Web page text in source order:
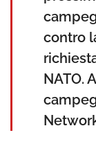
contro
NATO.